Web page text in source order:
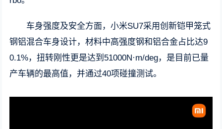
车身强度及安全方面，小米SU7采用创新铠甲笼式
钢铝混合车身设计，材料中高强度钢和铝合金占比达9
0.1%，扭转刚性更是达到51000N·m/deg，是目前已量
产车辆的最高值，并通过40项碰撞测试。